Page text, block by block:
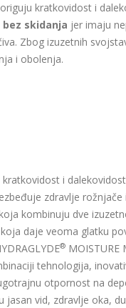
kratkovidost i
skidanja jer imaju
Zbog izuzetnih
i obolenja.
i
zdravlje rožnjače
kombinuju dve
koja daje veoma glatku
® MOISTURE
tehnologija,
otpornost na
jasan vid, zdravlje oka,